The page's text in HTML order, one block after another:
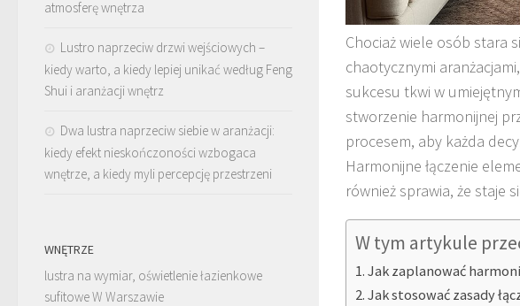
Chociaż wiele osób stara
chaotycznymi
sukcesu tkwi w
stworzenie harmonijnej
procesem, aby każda
Harmonijne łączenie
również sprawia, że staje
W tym artykule
Jak zaplanować
Jak stosować zasady
atmosferę wnętrza
Lustro naprzeciw drzwi wejściowych –
kiedy warto, a kiedy lepiej unikać według Feng
Shui i aranżacji wnętrz
Dwa lustra naprzeciw siebie w aranżacji:
kiedy efekt nieskończoności wzbogaca
wnętrze, a kiedy myli percepcję przestrzeni
WNĘTRZE
lustra na wymiar, oświetlenie łazienkowe
sufitowe W Warszawie